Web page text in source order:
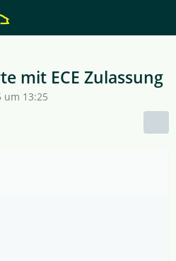
mit ECE Zulassung
um 13:25